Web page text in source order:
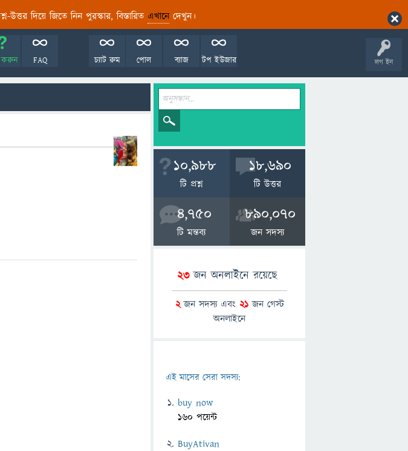
উত্তর দিয়ে জিতে নিন পুরস্কার, বিস্তারিত এখানেদেখুন।
লগ ইন
করুন FAQ টপ ইউজার
ব্যাজ
পোল
চ্যাট রুম
10,988
টি প্রশ্ন
18,690
টি উত্তর
4,750
টি মন্তব্য
890,070
জন সদস্য
23জন অনলাইনে রয়েছে
2জন সদস্য এবং 21জন গেস্ট
অনলাইনে
এই মাসের সেরা সদস্য:
buy now
160 পয়েন্ট
BuyAtivan